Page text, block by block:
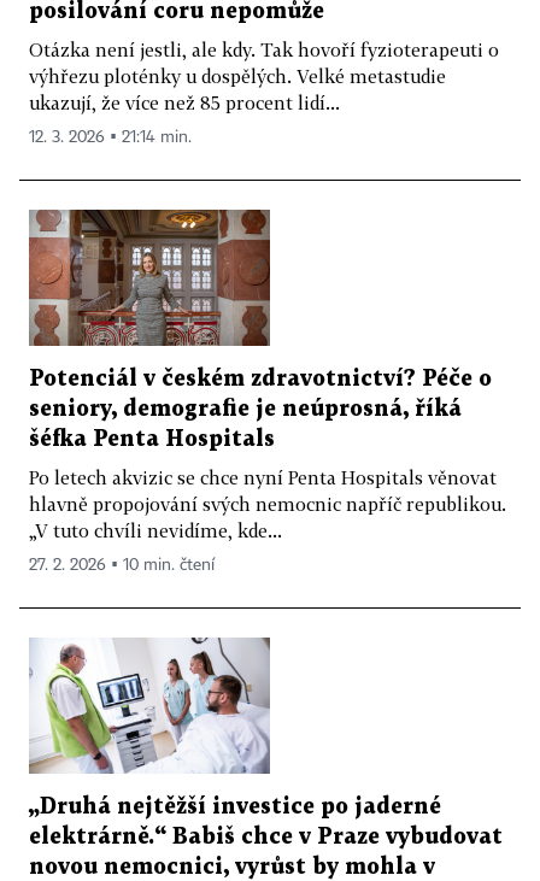
posilování coru nepomůže
Otázka není jestli, ale kdy. Tak hovoří fyzioterapeuti o
výhřezu ploténky u dospělých. Velké metastudie
ukazují, že více než 85 procent lidí...
12. 3. 2026 ▪ 21:14 min.
Potenciál v českém zdravotnictví? Péče o
seniory, demografie je neúprosná, říká
šéfka Penta Hospitals
Po letech akvizic se chce nyní Penta Hospitals věnovat
hlavně propojování svých nemocnic napříč republikou.
„V tuto chvíli nevidíme, kde...
27. 2. 2026 ▪ 10 min. čtení
„Druhá nejtěžší investice po jaderné
elektrárně.“ Babiš chce v Praze vybudovat
novou nemocnici, vyrůst by mohla v